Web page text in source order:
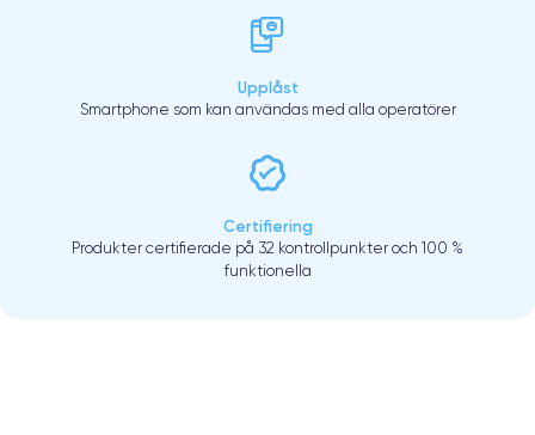
Upplåst
Smartphone som kan användas med alla operatörer
Certifiering
Produkter certifierade på 32 kontrollpunkter och 100 %
funktionella